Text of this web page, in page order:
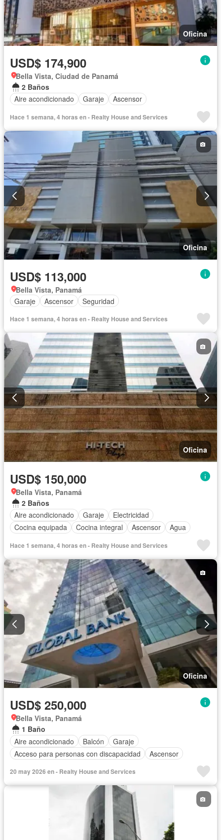
Oficina
USD$ 174,900
Bella Vista, Ciudad de Panamá
2 Baños
Aire acondicionado
Garaje Ascensor
Hace 1 semana, 4 horas en - Realty House and Services
Oficina
USD$ 113,000
Bella Vista, Panamá
Garaje
Ascensor Seguridad
Hace 1 semana, 4 horas en - Realty House and Services
Oficina
USD$ 150,000
Bella Vista, Panamá
2 Baños
Aire acondicionado
Garaje
Electricidad
Cocina equipada
Cocina integral Ascensor Agua
Hace 1 semana, 4 horas en - Realty House and Services
Oficina
USD$ 250,000
Bella Vista, Panamá
1 Baño
Aire acondicionado
Balcón
Garaje
Acceso para personas con discapacidad
Ascensor
20 may 2026 en - Realty House and Services